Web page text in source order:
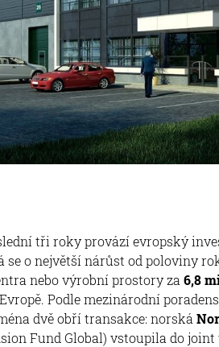
tři roky provází evropský
se o největší nárůst od poloviny
nebo výrobní prostory za 6,8
Podle mezinárodní
dvě obří transakce: norská
Fund Global) vstoupila do